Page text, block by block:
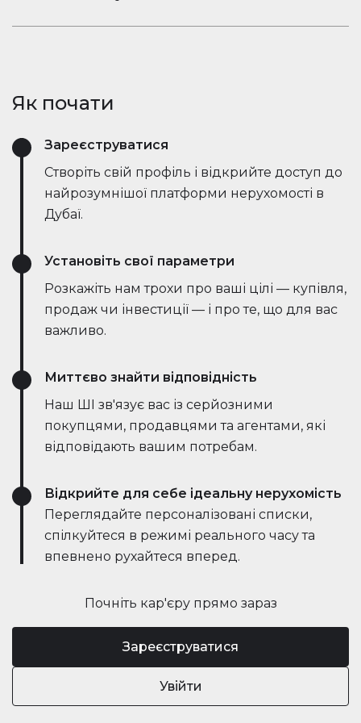
швидшими та ефективнішими, ніж будь-коли.
запитання, діліться оголошеннями та отримуйте
одному місці.
Як почати
Почніть кар'єру прямо зараз
Зареєструватися
Увійти
Зареєструватися
Створіть свій профіль і відкрийте доступ до
найрозумнішої платформи нерухомості в
Дубаї.
Установіть свої параметри
Розкажіть нам трохи про ваші цілі — купівля,
продаж чи інвестиції — і про те, що для вас
важливо.
Миттєво знайти відповідність
Наш ШІ зв'язує вас із серйозними
покупцями, продавцями та агентами, які
відповідають вашим потребам.
Відкрийте для себе ідеальну нерухомість
Переглядайте персоналізовані списки,
спілкуйтеся в режимі реального часу та
впевнено рухайтеся вперед.